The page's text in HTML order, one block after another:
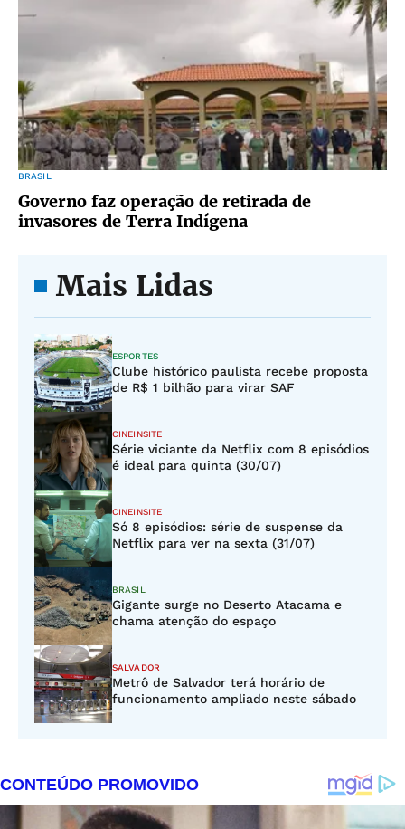
BRASIL
Governo faz operação de retirada de
invasores de Terra Indígena
Mais Lidas
ESPORTES
Clube histórico paulista recebe proposta
de R$ 1 bilhão para virar SAF
CINEINSITE
Série viciante da Netflix com 8 episódios
é ideal para quinta (30/07)
CINEINSITE
Só 8 episódios: série de suspense da
Netflix para ver na sexta (31/07)
BRASIL
Gigante surge no Deserto Atacama e
chama atenção do espaço
SALVADOR
Metrô de Salvador terá horário de
funcionamento ampliado neste sábado